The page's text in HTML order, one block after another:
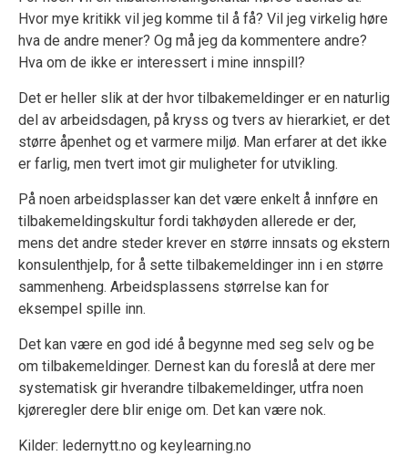
Hvor mye kritikk vil jeg komme til å få? Vil jeg virkelig høre
hva de andre mener? Og må jeg da kommentere andre?
Hva om de ikke er interessert i mine innspill?
Det er heller slik at der hvor tilbakemeldinger er en naturlig
del av arbeidsdagen, på kryss og tvers av hierarkiet, er det
større åpenhet og et varmere miljø. Man erfarer at det ikke
er farlig, men tvert imot gir muligheter for utvikling.
På noen arbeidsplasser kan det være enkelt å innføre en
tilbakemeldingskultur fordi takhøyden allerede er der,
mens det andre steder krever en større innsats og ekstern
konsulenthjelp, for å sette tilbakemeldinger inn i en større
sammenheng. Arbeidsplassens størrelse kan for
eksempel spille inn.
Det kan være en god idé å begynne med seg selv og be
om tilbakemeldinger. Dernest kan du foreslå at dere mer
systematisk gir hverandre tilbakemeldinger, utfra noen
kjøreregler dere blir enige om. Det kan være nok.
Kilder: ledernytt.no og keylearning.no